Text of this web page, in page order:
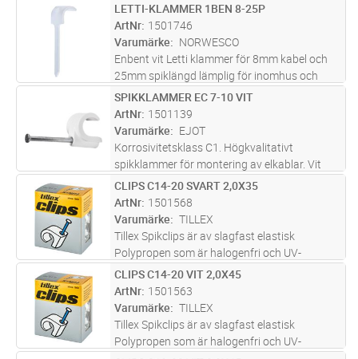
FP Lägg i kundvagn
LETTI-KLAMMER 1BEN 8-25P
ArtNr 1501746
Varumärke
NORWESCO
Enbent vit Letti klammer för 8mm kabel och
25mm spiklängd lämplig för inomhus och
utomhusinstallation. Elförzinkad och
plastbelagd klammer som med sin smäckra
design och utformning ger en diskret ins
mer
FP Lägg i kundvagn
SPIKKLAMMER EC 7-10 VIT
ArtNr 1501139
Varumärke
EJOT
Korrosivitetsklass C1. Högkvalitativt
spikklammer för montering av elkablar. Vit
polypropenclips med härdad stålspik för
runda kablar i elinstallationer inomhus. Spiken
tränger in även i mycket hårt
FP Lägg i kundvagn
CLIPS C14-20 SVART 2,0X35
ArtNr 1501568
Varumärke
TILLEX
Tillex Spikclips är av slagfast elastisk
Polypropen som är halogenfri och UV-
beständig i hög kvalité från fabriken i
Danmark. För runda kablar 14-20mm i färgen
Svart. Elförzinkad härdad stålspik 2,0x
mer
FP Lägg i kundvagn
CLIPS C14-20 VIT 2,0X45
ArtNr 1501563
Varumärke
TILLEX
Tillex Spikclips är av slagfast elastisk
Polypropen som är halogenfri och UV-